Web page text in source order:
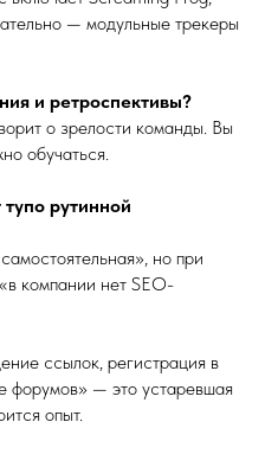
— модульные трекеры
и ретроспективы?
о зрелости команды. Вы
обучаться.
рутинной
но при
компании нет SEO-
ссылок, регистрация в
форумов» — это устаревшая
опыт.